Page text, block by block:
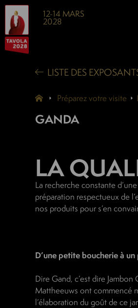
12-14 MARS
2028
LISTE DES
Préparez votre visite
GANDA
LA
La recherche constante
préparation respectueux de
nos produits pour s’en
D’une petite boucherie à
Dire Gand, c’est dire
Mattheeuws ont commencé
l’élaboration du goût de ce